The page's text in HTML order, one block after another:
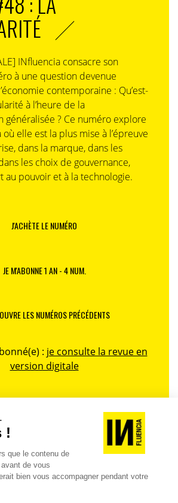
INfluencia consacre son
à une question devenue
contemporaine : Qu’est-
à l’heure de la
généralisée ? Ce numéro explore
elle est la plus mise à l’épreuve
dans la marque, dans les
les choix de gouvernance,
au pouvoir et à la technologie.
J'ACHÈTE LE NUMÉRO
JE M'ABONNE 1 AN - 4 NUM.
LES NUMÉROS PRÉCÉDENTS
: je consulte la revue en
version digitale